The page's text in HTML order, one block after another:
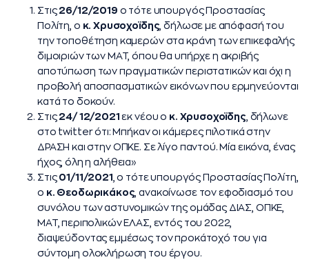
Στις26/12/2019 ο τότε υπουργός Προστασίας
Πολίτη, ο κ. Χρυσοχοϊδης , δήλωσε με απόφασή του
την τοποθέτηση καμερών στα κράνη των επικεφαλής
διμοιριών των ΜΑΤ, όπου θα υπήρχε η ακριβής
αποτύπωση των πραγματικών περιστατικών και όχι η
προβολή αποσπασματικών εικόνων που ερμηνεύονται
κατά το δοκούν.
Στις24/ 12/2021 εκ νέου ο κ. Χρυσοχοϊδης , δήλωνε
στο twitter ότι: Μπήκαν οι κάμερες πιλοτικά στην
ΔΡΑΣΗ και στην ΟΠΚΕ. Σε λίγο παντού. Μία εικόνα, ένας
ήχος, όλη η αλήθεια»
Στις 01/11/2021 , ο τότε υπουργός Προστασίας Πολίτη,
ο κ. Θεοδωρικάκος , ανακοίνωσε τον εφοδιασμό του
συνόλου των αστυνομικών της ομάδας ΔΙΑΣ, ΟΠΚΕ,
ΜΑΤ, περιπολικών ΕΛΑΣ, εντός του 2022,
διαψεύδοντας εμμέσως τον προκάτοχό του για
σύντομη ολοκλήρωση του έργου.